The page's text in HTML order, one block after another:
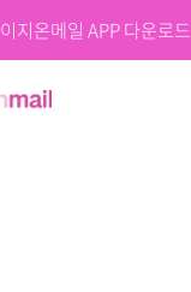
이지온메일 APP 다운로드